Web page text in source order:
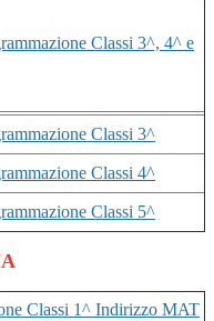
Classi 3^, 4^ e
Classi 3^
Classi 4^
Classi 5^
Classi 1^ Indirizzo MAT